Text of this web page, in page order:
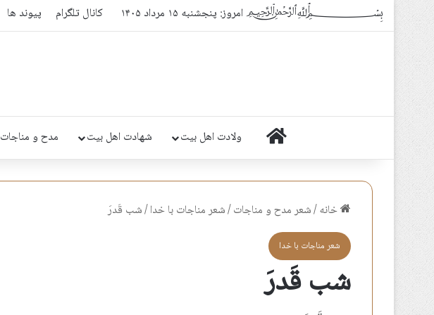
﷽ امروز: پنجشنبه ۱۵ مرداد ۱۴۰۵ کانال تلگرام پیوند ها
خانه ولادت اهل بیت شهادت اهل بیت مدح و مناجات
خانه/شعر مدح و مناجات/شعر مناجات با خدا/شب قَدرَ
شعر مناجات با خدا
شب قَدرَ